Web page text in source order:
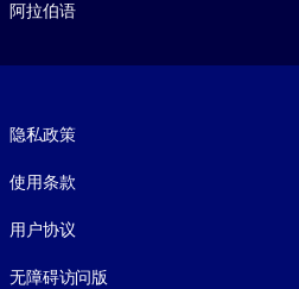
阿拉伯语
隐私政策
使用条款
用户协议
无障碍访问版